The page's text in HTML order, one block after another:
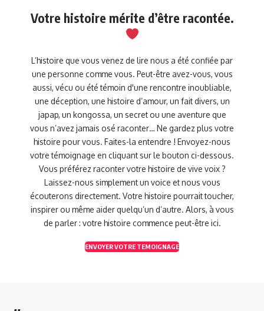
Votre histoire mérite d’être racontée.
L’histoire que vous venez de lire nous a été confiée par
une personne comme vous. Peut-être avez-vous, vous
aussi, vécu ou été témoin d'une rencontre inoubliable,
une déception, une histoire d’amour, un fait divers, un
japap, un kongossa, un secret ou une aventure que
vous n’avez jamais osé raconter… Ne gardez plus votre
histoire pour vous. Faites-la entendre ! Envoyez-nous
votre témoignage en cliquant sur le bouton ci-dessous.
Vous préférez raconter votre histoire de vive voix ?
Laissez-nous simplement un voice et nous vous
écouterons directement. Votre histoire pourrait toucher,
inspirer ou même aider quelqu’un d’autre. Alors, à vous
de parler : votre histoire commence peut-être ici.
ENVOYER VOTRE TEMOIGNAGE